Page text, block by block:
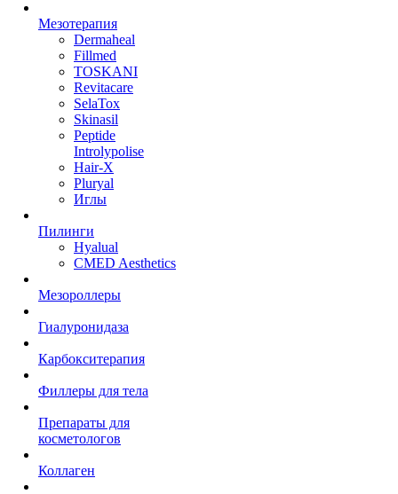
Мезотерапия
Dermaheal
Fillmed
TOSKANI
Revitacare
SelaTox
Skinasil
Peptide
Introlypolise
Hair-X
Pluryal
Иглы
Пилинги
Hyalual
CMED Aesthetics
Мезороллеры
Гиалуронидаза
Карбокситерапия
Филлеры для тела
Препараты для
косметологов
Коллаген